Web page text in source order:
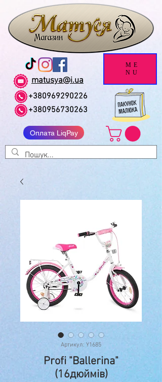
matusya@i.ua
+380969290226
+380956730263
Оплата LiqPay
ME
NU
Артикул: Y1685
Profi "Ballerina"
(16дюймів)